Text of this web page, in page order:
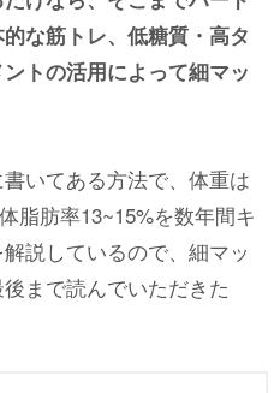
な筋トレ、低糖質・高タ
トの活用によって細マッ
いてある方法で、体重は
脂肪率13~15%を数年間キ
説しているので、細マッ
まで読んでいただきた